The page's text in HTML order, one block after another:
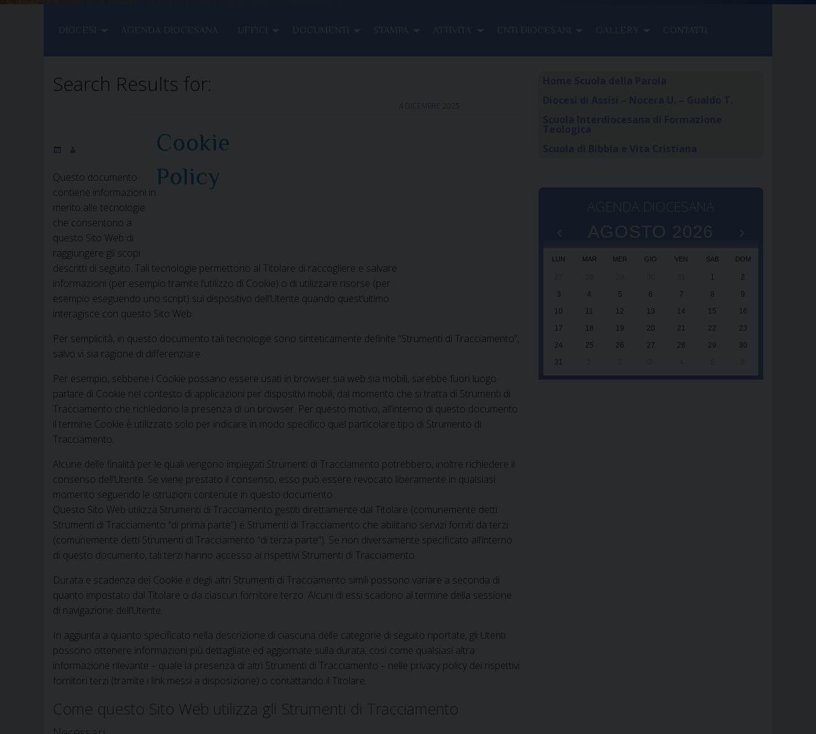
Search Results for:
4 DICEMBRE 2025
Cookie
Policy
Questo documento
contiene informazioni in
merito alle tecnologie
che consentono a
questo Sito Web di
raggiungere gli scopi
descritti di seguito. Tali tecnologie permettono al Titolare di raccogliere e salvare
informazioni (per esempio tramite l’utilizzo di Cookie) o di utilizzare risorse (per
esempio eseguendo uno script) sul dispositivo dell’Utente quando quest’ultimo
interagisce con questo Sito Web.
Per semplicità, in questo documento tali tecnologie sono sinteticamente definite “Strumenti di Tracciamento”,
salvo vi sia ragione di differenziare.
Per esempio, sebbene i Cookie possano essere usati in browser sia web sia mobili, sarebbe fuori luogo
parlare di Cookie nel contesto di applicazioni per dispositivi mobili, dal momento che si tratta di Strumenti di
Tracciamento che richiedono la presenza di un browser. Per questo motivo, all’interno di questo documento
il termine Cookie è utilizzato solo per indicare in modo specifico quel particolare tipo di Strumento di
Tracciamento.
Alcune delle finalità per le quali vengono impiegati Strumenti di Tracciamento potrebbero, inoltre richiedere il
consenso dell’Utente. Se viene prestato il consenso, esso può essere revocato liberamente in qualsiasi
momento seguendo le istruzioni contenute in questo documento.
Questo Sito Web utilizza Strumenti di Tracciamento gestiti direttamente dal Titolare (comunemente detti
Strumenti di Tracciamento “di prima parte”) e Strumenti di Tracciamento che abilitano servizi forniti da terzi
(comunemente detti Strumenti di Tracciamento “di terza parte”). Se non diversamente specificato all’interno
di questo documento, tali terzi hanno accesso ai rispettivi Strumenti di Tracciamento.
Durata e scadenza dei Cookie e degli altri Strumenti di Tracciamento simili possono variare a seconda di
quanto impostato dal Titolare o da ciascun fornitore terzo. Alcuni di essi scadono al termine della sessione
di navigazione dell’Utente.
In aggiunta a quanto specificato nella descrizione di ciascuna delle categorie di seguito riportate, gli Utenti
possono ottenere informazioni più dettagliate ed aggiornate sulla durata, così come qualsiasi altra
informazione rilevante – quale la presenza di altri Strumenti di Tracciamento – nelle privacy policy dei rispettivi
fornitori terzi (tramite i link messi a disposizione) o contattando il Titolare.
Come questo Sito Web utilizza gli Strumenti di Tracciamento
LUN MAR MER GIO VEN SAB DOM
1
2
3
4 5 6 7 8
9
10
11 12 13 14 15
16
17
18 19 20 21 22
23
24
25 26 27 28 29
30
31